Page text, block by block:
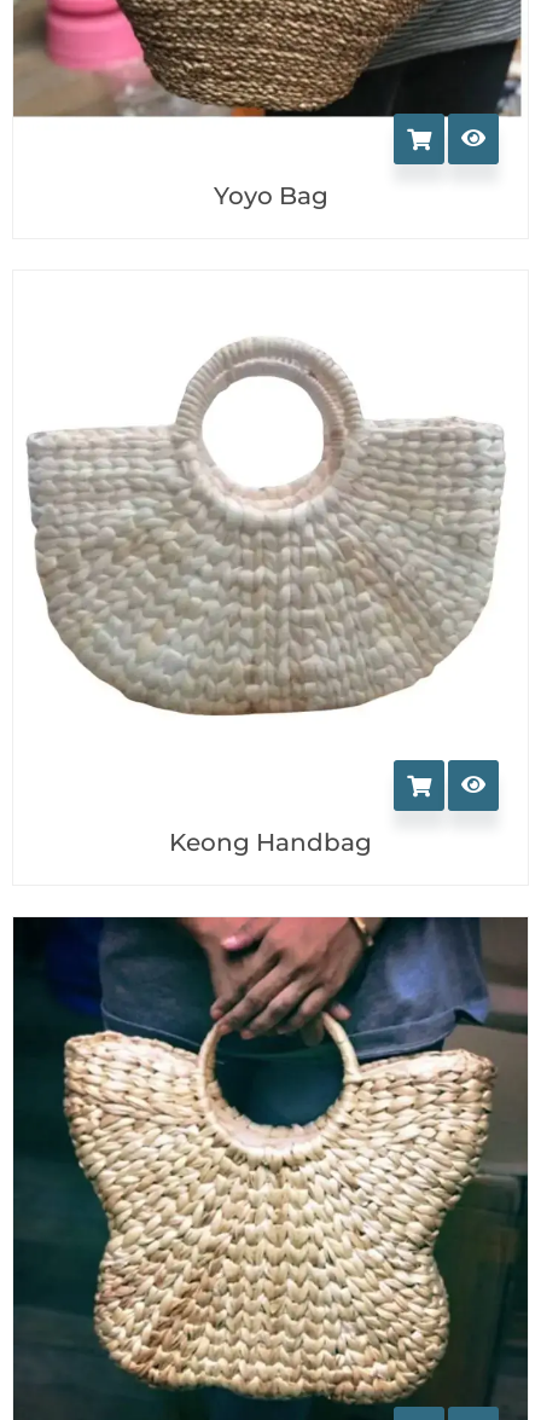
Yoyo Bag
Keong Handbag